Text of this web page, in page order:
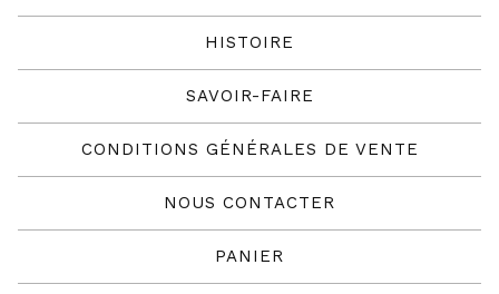
HISTOIRE
SAVOIR-FAIRE
CONDITIONS GÉNÉRALES DE VENTE
NOUS CONTACTER
PANIER